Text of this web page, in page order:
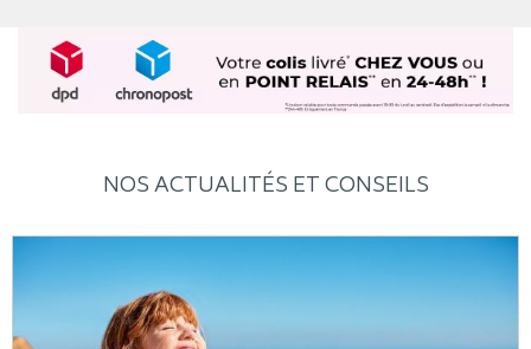
NOS ACTUALITÉS ET CONSEILS